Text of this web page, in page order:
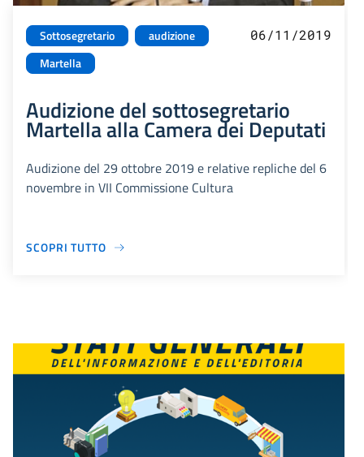
Sottosegretario
audizione
Martella
06/11/2019
Audizione del sottosegretario
Martella alla Camera dei Deputati
Audizione del 29 ottobre 2019 e relative repliche del 6
novembre in VII Commissione Cultura
SCOPRI TUTTO